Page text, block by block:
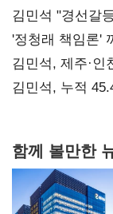
김민석 "경선갈
사과부터"
'정청래 책임론'
때리기
김민석, 제주·
탈환'(종합)
김민석, 누적
함께 볼만한